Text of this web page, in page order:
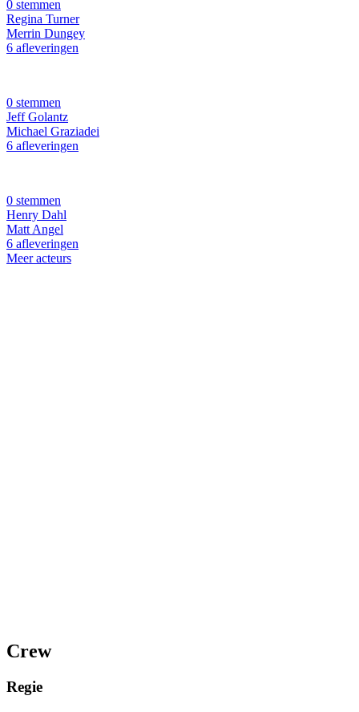
0 stemmen
Regina Turner
Merrin Dungey
6 afleveringen
0 stemmen
Jeff Golantz
Michael Graziadei
6 afleveringen
0 stemmen
Henry Dahl
Matt Angel
6 afleveringen
Meer acteurs
Crew
Regie